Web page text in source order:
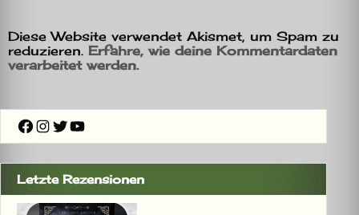
Diese Website verwendet Akismet, um Spam zu
reduzieren. Erfahre, wie deine Kommentardaten
verarbeitet werden.
Facebook
Instagram
Twitter
YouTube
Letzte Rezensionen